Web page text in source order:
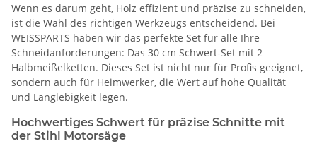
Wenn es darum geht, Holz effizient und präzise zu schneiden,
ist die Wahl des richtigen Werkzeugs entscheidend. Bei
WEISSPARTS haben wir das perfekte Set für alle Ihre
Schneidanforderungen: Das 30 cm Schwert-Set mit 2
Halbmeißelketten. Dieses Set ist nicht nur für Profis geeignet,
sondern auch für Heimwerker, die Wert auf hohe Qualität
und Langlebigkeit legen.
Hochwertiges Schwert für präzise Schnitte mit
der Stihl Motorsäge